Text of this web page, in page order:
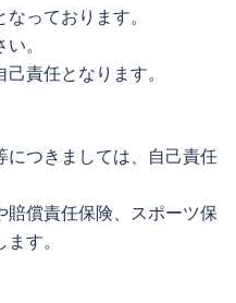
っております。
。
責任となります。
につきましては、自己責任
賠償責任保険、スポーツ保
す。